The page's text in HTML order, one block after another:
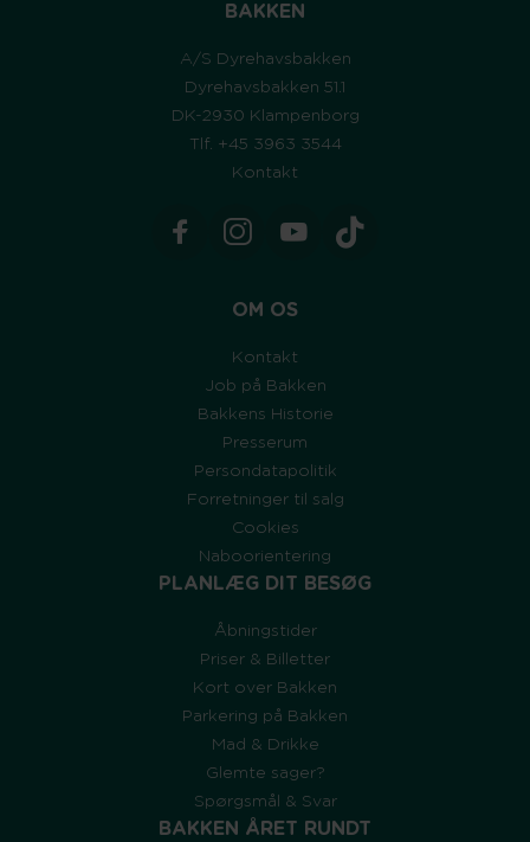
BAKKEN
A/S Dyrehavsbakken
Dyrehavsbakken 51.1
DK-2930 Klampenborg
Tlf. +45 3963 3544
Kontakt
OM OS
Kontakt
Job på Bakken
Bakkens Historie
Presserum
Persondatapolitik
Forretninger til salg
Cookies
Naboorientering
PLANLÆG DIT BESØG
Åbningstider
Priser & Billetter
Kort over Bakken
Parkering på Bakken
Mad & Drikke
Glemte sager?
Spørgsmål & Svar
BAKKEN ÅRET RUNDT